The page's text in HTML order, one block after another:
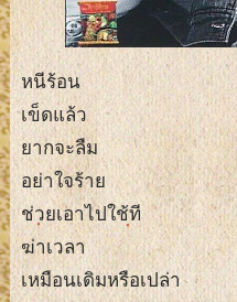
หนีร้อน
เข็ดแล้ว
ยากจะลืม
อย่าใจร้าย
ช่วยเอาไปใช้ที
ฆ่าเวลา
เหมือนเดิมหรือเปล่า